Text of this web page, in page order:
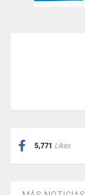
5,771 Likes